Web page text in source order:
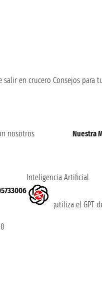
salir en crucero Consejos para
nosotros Nuestra
Inteligencia Artificial
¡utiliza el GPT